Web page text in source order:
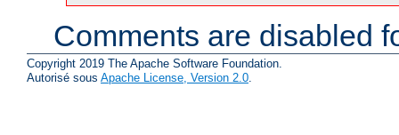
Comments are disabled
Copyright 2019 The Apache Software Foundation.
Autorisé sous Apache License, Version 2.0